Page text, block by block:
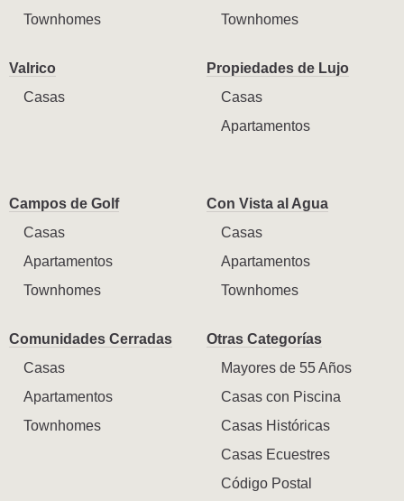
Townhomes
Townhomes
Valrico
Casas
Propiedades de Lujo
Casas
Apartamentos
Campos de Golf
Casas
Apartamentos
Townhomes
Con Vista al Agua
Casas
Apartamentos
Townhomes
Comunidades Cerradas
Casas
Apartamentos
Townhomes
Otras Categorías
Mayores de 55 Años
Casas con Piscina
Casas Históricas
Casas Ecuestres
Código Postal